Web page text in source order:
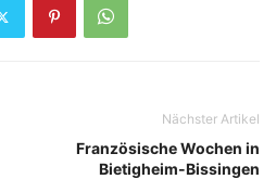
Nächster Artikel
Französische Wochen in
Bietigheim-Bissingen